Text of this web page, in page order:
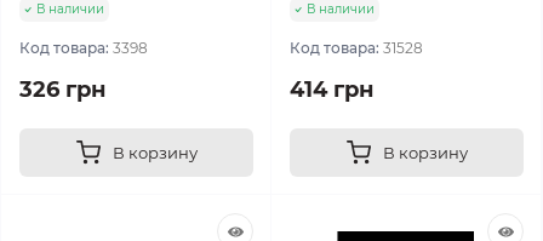
В наличии
Код товара: 3398
326 грн
В корзину
В наличии
Код товара: 31528
414 грн
В корзину